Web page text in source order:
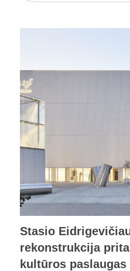
Stasio
rekonstrukcija
kultūros paslaugas